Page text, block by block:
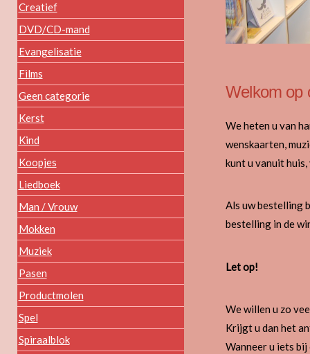
Welkom op
We heten u van
wenskaarten,
kunt u vanuit
Als uw bestelling
bestelling in de
Let op!
We willen u zo
Krijgt u dan het
Wanneer u iets
Creatief
DVD/CD-mand
Evangelisatie
Films
Geen categorie
Kerst
Kind
Koopjes
Liedboek
Man / Vrouw
Mokken
Muziek
Pasen
Productmolen
Spel
Spiraalblok